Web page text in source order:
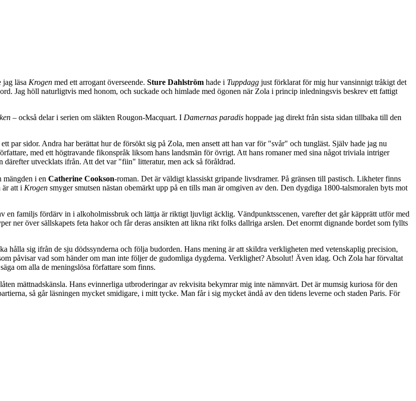
läsa Krogen med ett arrogant överseende. Sture Dahlström hade i Tuppdagg just förklarat för mig hur vansinnigt tråkigt det
Jag höll naturligtvis med honom, och suckade och himlade med ögonen när Zola i princip inledningsvis beskrev ett fattigt
– också delar i serien om släkten Rougon-Macquart. I Damernas paradis hoppade jag direkt från sista sidan tillbaka till den
par sidor. Andra har berättat hur de försökt sig på Zola, men ansett att han var för "svår" och tungläst. Själv hade jag nu
med ett högtravande fikonspråk liksom hans landsmän för övrigt. Att hans romaner med sina något triviala intriger
därefter utvecklats ifrån. Att det var "fiin" litteratur, men ack så föråldrad.
mängden i en Catherine Cookson-roman. Det är väldigt klassiskt gripande livsdramer. På gränsen till pastisch. Likheter finns
är att i Krogen smyger smutsen nästan obemärkt upp på en tills man är omgiven av den. Den dygdiga 1800-talsmoralen byts mot
familjs fördärv in i alkoholmissbruk och lättja är riktigt ljuvligt äcklig. Vändpunktsscenen, varefter det går käpprätt utför med
ner över sällskapets feta hakor och får deras ansikten att likna rikt folks dallriga arslen. Det enormt dignande bordet som fyllts
hålla sig ifrån de sju dödssynderna och följa budorden. Hans mening är att skildra verkligheten med vetenskaplig precision,
påvisar vad som händer om man inte följer de gudomliga dygderna. Verklighet? Absolut! Även idag. Och Zola har förvaltat
om alla de meningslösa författare som finns.
mättnadskänsla. Hans evinnerliga utbroderingar av rekvisita bekymrar mig inte nämnvärt. Det är mumsig kuriosa för den
så går läsningen mycket smidigare, i mitt tycke. Man får i sig mycket ändå av den tidens leverne och staden Paris. För